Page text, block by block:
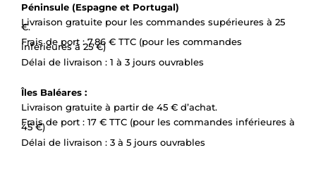
Péninsule (Espagne et Portugal)
Livraison gratuite pour les commandes supérieures à 25
€.
Frais de port : 7,86 € TTC (pour les commandes
inférieures à 25 €)
Délai de livraison : 1 à 3 jours ouvrables
Îles Baléares :
Livraison gratuite à partir de 45 € d’achat.
Frais de port : 17 € TTC (pour les commandes inférieures à
45 €)
Délai de livraison : 3 à 5 jours ouvrables